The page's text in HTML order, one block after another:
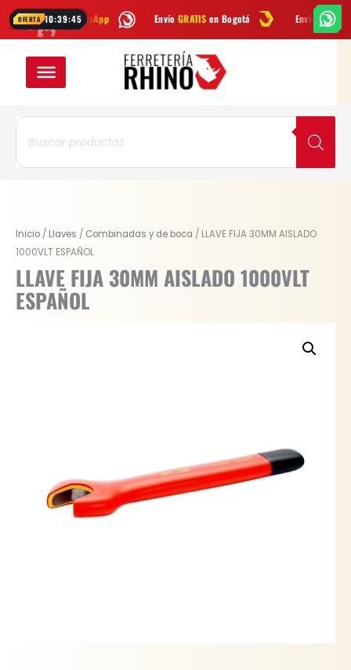
OFERTA 10:39:44
porWhatsApp EnvíoGRATISen Bogotá Envío gratis a todo
contenido
Búsqueda
productos
Inicio / Llaves / Combinadas y de boca / LLAVE FIJA 30MM AISLADO
1000VLT ESPAÑOL
LLAVE FIJA 30MM AISLADO 1000VLT
ESPAÑOL
LLAVE
FIJA
30MM
AISLADO
1000VLT